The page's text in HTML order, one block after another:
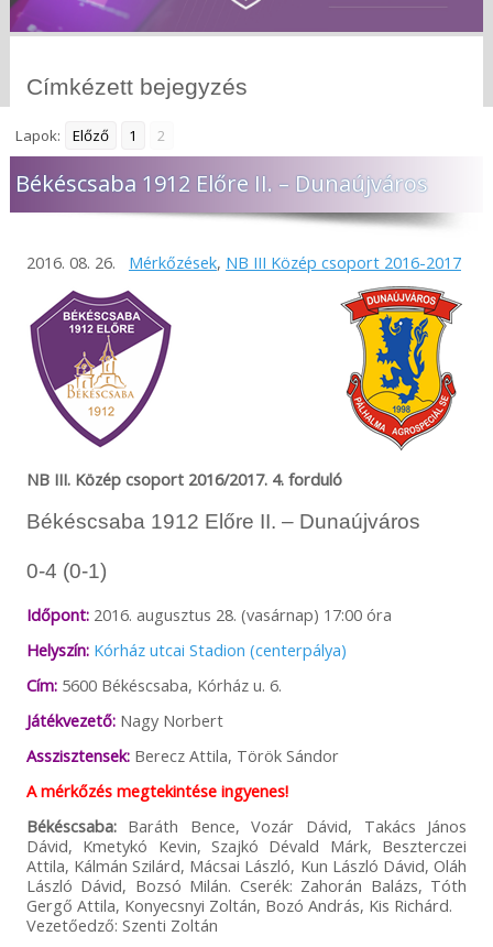
Címkézett bejegyzés
Lapok: Előző 1 2
Békéscsaba 1912 Előre II. – Dunaújváros
2016. 08. 26. Mérkőzések, NB III Közép csoport 2016-2017
NB III. Közép csoport 2016/2017. 4. forduló
Békéscsaba 1912 Előre II. – Dunaújváros
0-4 (0-1)
Időpont:2016. augusztus 28. (vasárnap) 17:00 óra
Helyszín: Kórház utcai Stadion (centerpálya)
Cím: 5600 Békéscsaba, Kórház u. 6.
Játékvezető:Nagy Norbert
Asszisztensek:Berecz Attila, Török Sándor
A mérkőzés megtekintése ingyenes!
Békéscsaba: Baráth Bence, Vozár Dávid, Takács János
Dávid, Kmetykó Kevin, Szajkó Dévald Márk, Beszterczei
Attila, Kálmán Szilárd, Mácsai László, Kun László Dávid, Oláh
László Dávid, Bozsó Milán. Cserék: Zahorán Balázs, Tóth
Gergő Attila, Konyecsnyi Zoltán, Bozó András, Kis Richárd.
Vezetőedző: Szenti Zoltán